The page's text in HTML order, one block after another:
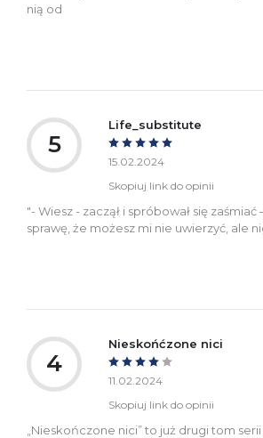
nią od
5
Life_substitute
15.02.2024
Skopiuj link do opinii
"- Wiesz - zaczął i spróbował się zaśmiać
sprawę, że możesz mi nie uwierzyć, ale
4
Nieskońćzone nici
11.02.2024
Skopiuj link do opinii
„Nieskończone nici” to już drugi tom serii